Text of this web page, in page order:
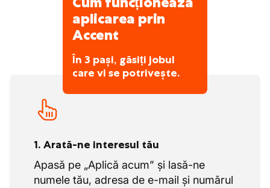
aplicarea prin
Accent
În 3 pași, găsiți jobul
care vi se potrivește.
1. Arată-ne interesul tău
Apasă pe „Aplică acum” și lasă-ne
numele tău, adresa de e-mail și numărul